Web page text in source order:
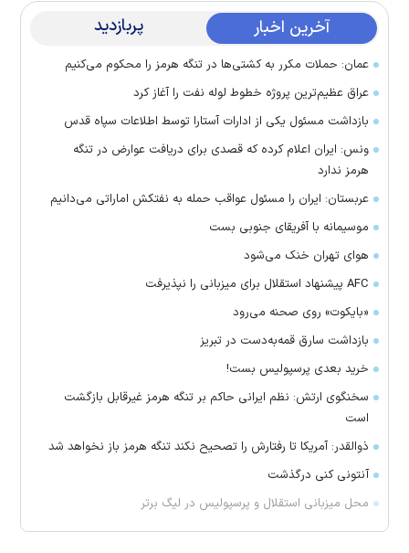
آخرین اخبار پربازدید
عمان: حملات مکرر به کشتی‌ها در تنگه هرمز را محکوم می‌کنیم
عراق عظیم‌ترین پروژه خطوط لوله نفت را آغاز کرد
بازداشت مسئول یکی از ادارات آستارا توسط اطلاعات سپاه قدس
ونس: ایران اعلام کرده که قصدی برای دریافت عوارض در تنگه
هرمز ندارد
عربستان: ایران را مسئول عواقب حمله به نفتکش اماراتی می‌دانیم
موسیمانه با آفریقای جنوبی بست
هوای تهران خنک می‌شود
AFC پیشنهاد استقلال برای میزبانی را نپذیرفت
«بایکوت» روی صحنه می‌رود
بازداشت سارق قمه‌به‌دست در تبریز
خرید بعدی پرسپولیس بست!
سخنگوی ارتش: نظم ایرانی حاکم بر تنگه هرمز غیرقابل بازگشت
است
ذوالقدر: آمریکا تا رفتارش را تصحیح نکند تنگه هرمز باز نخواهد شد
آنتونی کنی درگذشت
محل میزبانی استقلال و پرسپولیس در لیگ برتر